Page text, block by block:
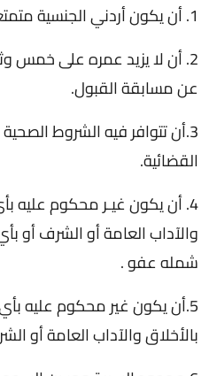
1. أن يكون أردني الجنسية متمتعاً بالأهلية المدنية الكاملة .
2. أن لا يزيد عمره على خمس
عن مسابقة القبول.
3.أن تتوافر فيه الشروط
القضائية.
4. أن يكون غيـر محكوم عليه
والآداب العامة أو الشرف أو بأي
شمله عفو .
5.أن يكون غير محكوم عليه
بالأخلاق والآداب العامة أو